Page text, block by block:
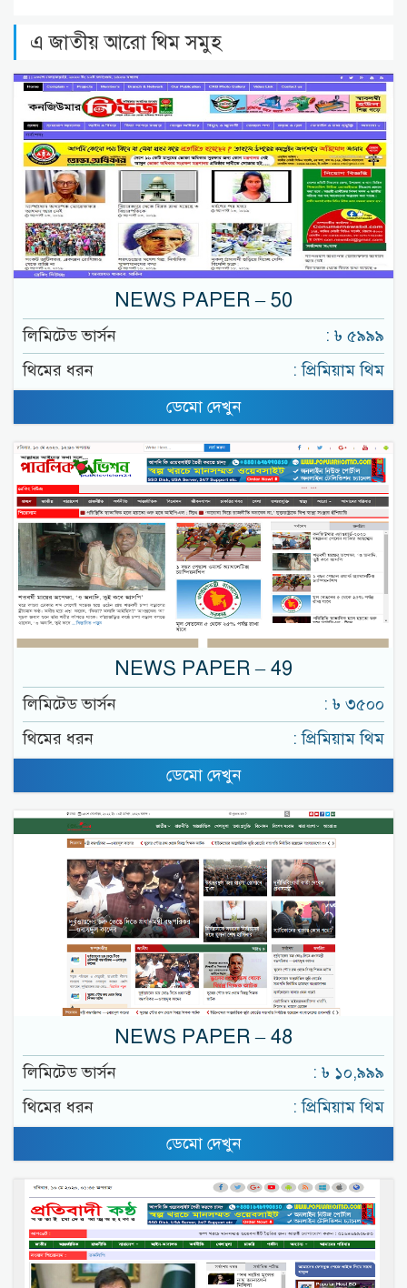
এ জাতীয় আরো থিম সমুহ
NEWS PAPER – 50
লিমিটেড ভার্সন
: ৳ ৫৯৯৯
থিমের ধরন
: প্রিমিয়াম থিম
ডেমো দেখুন
NEWS PAPER – 49
লিমিটেড ভার্সন
: ৳ ৩৫০০
থিমের ধরন
: প্রিমিয়াম থিম
ডেমো দেখুন
NEWS PAPER – 48
লিমিটেড ভার্সন
: ৳ ১০,৯৯৯
থিমের ধরন
: প্রিমিয়াম থিম
ডেমো দেখুন